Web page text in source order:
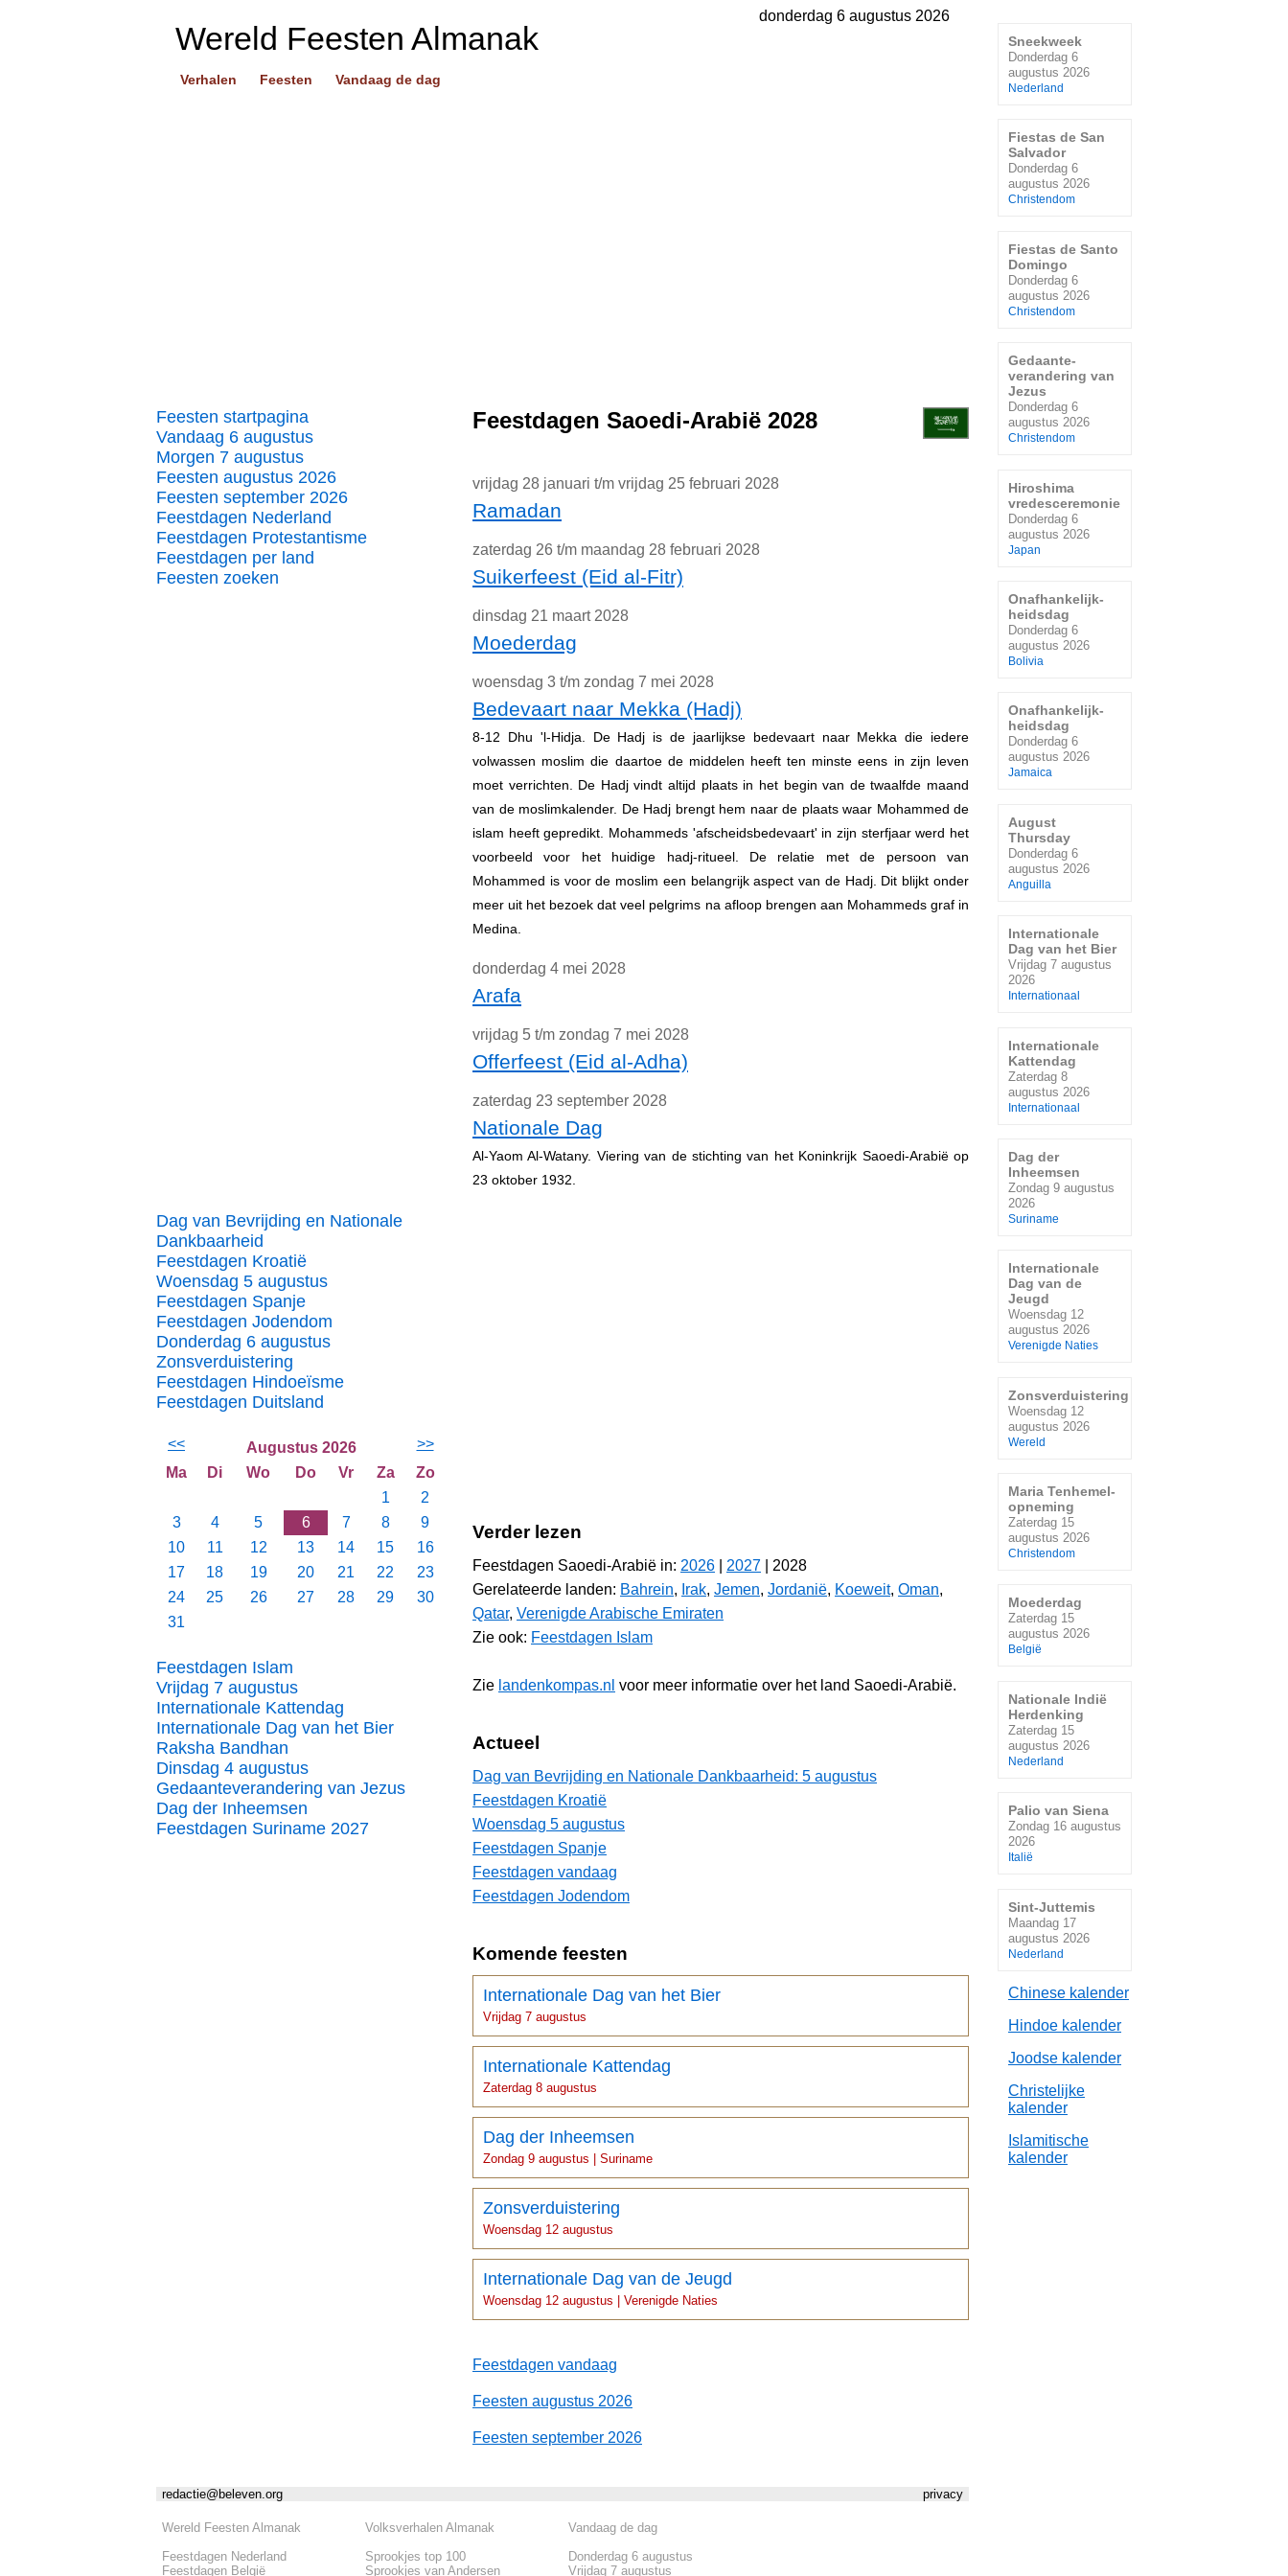
donderdag 6 augustus 2026
Wereld Feesten Almanak
Verhalen Feesten Vandaag de dag
Feesten startpagina
Vandaag 6 augustus
Morgen 7 augustus
Feesten augustus 2026
Feesten september 2026
Feestdagen Nederland
Feestdagen Protestantisme
Feestdagen per land
Feesten zoeken
Dag van Bevrijding en Nationale
Dankbaarheid
Feestdagen Kroatië
Woensdag 5 augustus
Feestdagen Spanje
Feestdagen Jodendom
Donderdag 6 augustus
Zonsverduistering
Feestdagen Hindoeïsme
Feestdagen Duitsland
<< Augustus 2026
>>
Ma
Di Wo Do Vr Za
Zo
1
2
3
4 5 6 7 8
9
10
11 12 13 14 15
16
17
18 19 20 21 22
23
24
25 26 27 28 29
30
31
Feestdagen Islam
Vrijdag 7 augustus
Internationale Kattendag
Internationale Dag van het Bier
Raksha Bandhan
Dinsdag 4 augustus
Gedaanteverandering van Jezus
Dag der Inheemsen
Feestdagen Suriname 2027
Feestdagen Saoedi-Arabië 2028
vrijdag 28 januari t/m vrijdag 25 februari 2028
Ramadan
zaterdag 26 t/m maandag 28 februari 2028
Suikerfeest (Eid al-Fitr)
dinsdag 21 maart 2028
Moederdag
woensdag 3 t/m zondag 7 mei 2028
Bedevaart naar Mekka (Hadj)
8-12 Dhu 'l-Hidja. De Hadj is de jaarlijkse bedevaart naar Mekka die iedere
volwassen moslim die daartoe de middelen heeft ten minste eens in zijn leven
moet verrichten. De Hadj vindt altijd plaats in het begin van de twaalfde maand
van de moslimkalender. De Hadj brengt hem naar de plaats waar Mohammed de
islam heeft gepredikt. Mohammeds 'afscheidsbedevaart' in zijn sterfjaar werd het
voorbeeld voor het huidige hadj-ritueel. De relatie met de persoon van
Mohammed is voor de moslim een belangrijk aspect van de Hadj. Dit blijkt onder
meer uit het bezoek dat veel pelgrims na afloop brengen aan Mohammeds graf in
Medina.
donderdag 4 mei 2028
Arafa
vrijdag 5 t/m zondag 7 mei 2028
Offerfeest (Eid al-Adha)
zaterdag 23 september 2028
Nationale Dag
Al-Yaom Al-Watany. Viering van de stichting van het Koninkrijk Saoedi-Arabië op
23 oktober 1932.
Verder lezen
Feestdagen Saoedi-Arabië in: 2026 2027 | 2028
Gerelateerde landen: Bahrein, Irak, Jemen, Jordanië, Koeweit, Oman,
Qatar, Verenigde Arabische Emiraten
Zie ook: Feestdagen Islam
Zie landenkompas.nl voor meer informatie over het land Saoedi-Arabië.
Actueel
Dag van Bevrijding en Nationale Dankbaarheid: 5 augustus
Feestdagen Kroatië
Woensdag 5 augustus
Feestdagen Spanje
Feestdagen vandaag
Feestdagen Jodendom
Komende feesten
Internationale Dag van het Bier
Vrijdag 7 augustus
Internationale Kattendag
Zaterdag 8 augustus
Dag der Inheemsen
Zondag 9 augustus | Suriname
Zonsverduistering
Woensdag 12 augustus
Internationale Dag van de Jeugd
Woensdag 12 augustus | Verenigde Naties
Feestdagen vandaag
Feesten augustus 2026
Feesten september 2026
privacy
redactie@beleven.org
Wereld Feesten Almanak
Feestdagen Nederland
Feestdagen België
Volksverhalen Almanak
Sprookjes top 100
Sprookjes van Andersen
Vandaag de dag
Donderdag 6 augustus
Vrijdag 7 augustus
Sneekweek
Donderdag 6
augustus 2026
Nederland
Fiestas de San
Salvador
Donderdag 6
augustus 2026
Christendom
Fiestas de Santo
Domingo
Donderdag 6
augustus 2026
Christendom
Gedaante-
verandering van
Jezus
Donderdag 6
augustus 2026
Christendom
Hiroshima
vredesceremonie
Donderdag 6
augustus 2026
Japan
Onafhankelijk-
heidsdag
Donderdag 6
augustus 2026
Bolivia
Onafhankelijk-
heidsdag
Donderdag 6
augustus 2026
Jamaica
August
Thursday
Donderdag 6
augustus 2026
Anguilla
Internationale
Dag van het Bier
Vrijdag 7 augustus
2026
Internationaal
Internationale
Kattendag
Zaterdag 8
augustus 2026
Internationaal
Dag der
Inheemsen
Zondag 9 augustus
2026
Suriname
Internationale
Dag van de
Jeugd
Woensdag 12
augustus 2026
Verenigde Naties
Zonsverduistering
Woensdag 12
augustus 2026
Wereld
Maria Tenhemel-
opneming
Zaterdag 15
augustus 2026
Christendom
Moederdag
Zaterdag 15
augustus 2026
België
Nationale Indië
Herdenking
Zaterdag 15
augustus 2026
Nederland
Palio van Siena
Zondag 16 augustus
2026
Italië
Sint-Juttemis
Maandag 17
augustus 2026
Nederland
Chinese kalender
Hindoe kalender
Joodse kalender
Christelijke
kalender
Islamitische
kalender